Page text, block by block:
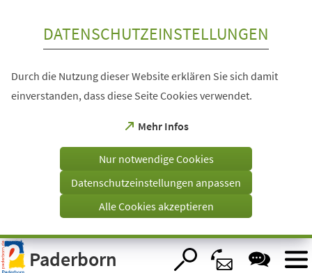
Visuelle
Assistenzsoftware
öffnen.
DATENSCHUTZEINSTELLUNGEN
Durch die Nutzung dieser Website erklären Sie sich damit
einverstanden, dass diese Seite Cookies verwendet.
Mehr Infos
(Öffnet
einem
Tab)
Nur notwendige Cookies
Datenschutzeinstellungen anpassen
Alle Cookies akzeptieren
Paderborn